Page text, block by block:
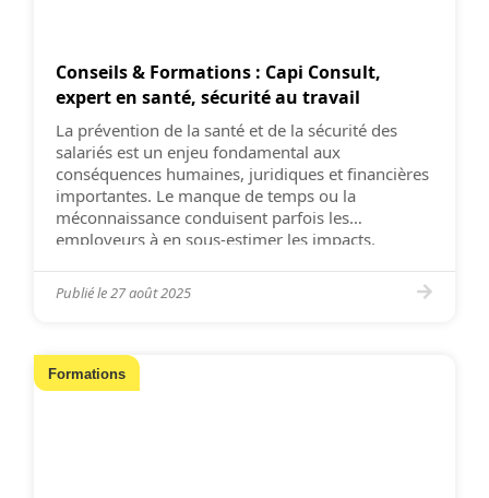
Conseils & Formations : Capi Consult,
expert en santé, sécurité au travail
La prévention de la santé et de la sécurité des
salariés est un enjeu fondamental aux
conséquences humaines, juridiques et financières
importantes. Le manque de temps ou la
méconnaissance conduisent parfois les
employeurs à en sous-estimer les impacts.
des compétences pointues. C’est pourquoi Capi
Consult accompagne les dirigeants d’entreprise et
Publié le27 août 2025
Formations